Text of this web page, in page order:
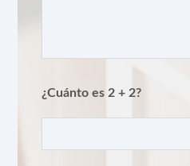
¿Cuánto es 2 + 2?